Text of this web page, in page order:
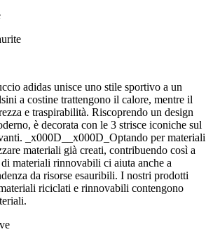
adidas unisce uno stile sportivo a un
a costine trattengono il calore, mentre il
e traspirabilità. Riscoprendo un design
è decorata con le 3 strisce iconiche sul
_x000D__x000D_Optando per materiali
materiali già creati, contribuendo così a
materiali rinnovabili ci aiuta anche a
da risorse esauribili. I nostri prodotti
riciclati e rinnovabili contengono